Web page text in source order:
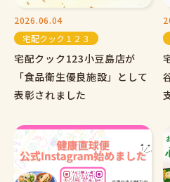
2026.06.04
宅配クック１２３
宅配クック123小豆島店が
「食品衛生優良施設」として
表彰されました